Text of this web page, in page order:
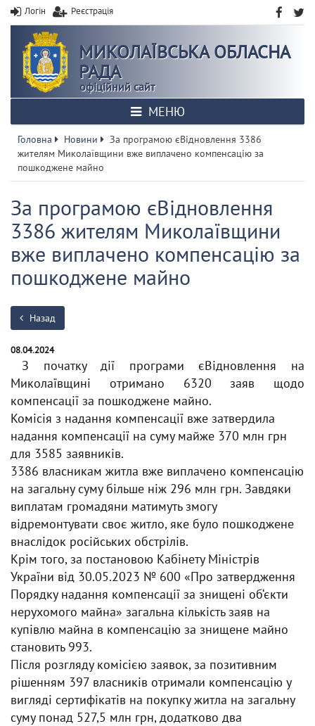
Логін Реєстрація
МИКОЛАЇВСЬКА ОБЛАСНА
РАДА
офіційний сайт
МЕНЮ
Головна Новини
За програмою єВідновлення 3386
жителям Миколаївщини вже виплачено компенсацію за
пошкоджене майно
За програмою єВідновлення
3386 жителям Миколаївщини
вже виплачено компенсацію за
пошкоджене майно
Назад
08.04.2024
З початку дії програми єВідновлення на
Миколаївщині отримано 6320 заяв щодо
компенсації за пошкоджене майно.
Комісія з надання компенсації вже затвердила
надання компенсації на суму майже 370 млн грн
для 3585 заявників.
3386 власникам житла вже виплачено компенсацію
на загальну суму більше ніж 296 млн грн. Завдяки
виплатам громадяни матимуть змогу
відремонтувати своє житло, яке було пошкоджене
внаслідок російських обстрілів.
Крім того, за постановою Кабінету Міністрів
України від 30.05.2023 № 600 «Про затвердження
Порядку надання компенсації за знищені об‘єкти
нерухомого майна» загальна кількість заяв на
купівлю майна в компенсацію за знищене майно
становить 993.
Після розгляду комісією заявок, за позитивним
рішенням 397 власників отримали компенсацію у
вигляді сертифікатів на покупку житла на загальну
суму понад 527,5 млн грн, додатково два